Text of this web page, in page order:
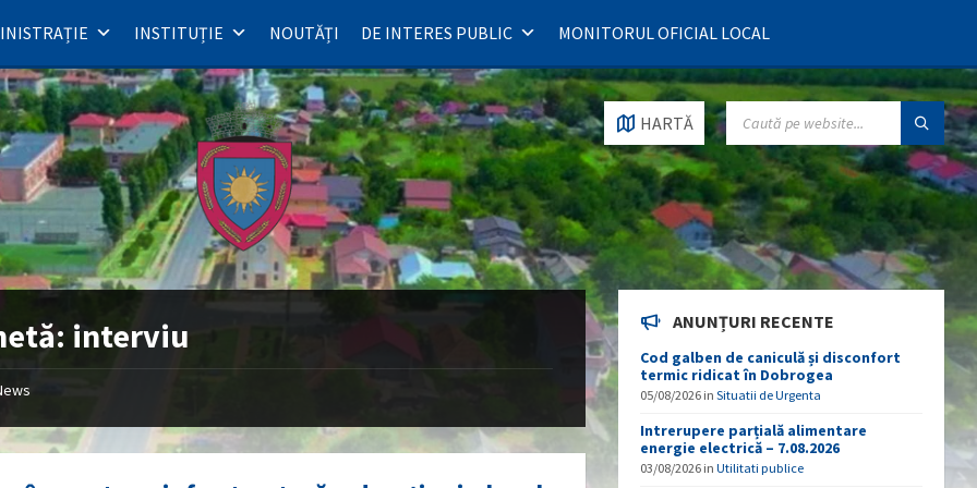
INSTITUȚIE NOUTĂȚI DE INTERES PUBLIC MONITORUL OFICIAL LOCAL
HARTĂ
SEARCH:
interviu ANUNȚURI RECENTE
Cod galben de caniculă și disconfort
termic ridicat în Dobrogea
05/08/2026 inSituatii de Urgenta
Intrerupere parțială alimentare
energie electrică – 7.08.2026
03/08/2026 inUtilitati publice